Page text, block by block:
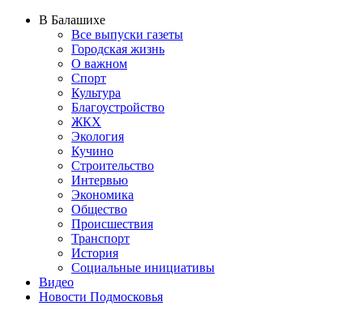
В Балашихе
Все выпуски газеты
Городская жизнь
О важном
Спорт
Культура
Благоустройство
ЖКХ
Экология
Кучино
Строительство
Интервью
Экономика
Общество
Происшествия
Транспорт
История
Социальные инициативы
Видео
Новости Подмосковья